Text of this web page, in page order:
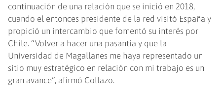
continuación de una relación que se inició en 2018,
cuando el entonces presidente de la red visitó España y
propició un intercambio que fomentó su interés por
Chile. “Volver a hacer una pasantía y que la
Universidad de Magallanes me haya representado un
sitio muy estratégico en relación con mi trabajo es un
gran avance”, afirmó Collazo.